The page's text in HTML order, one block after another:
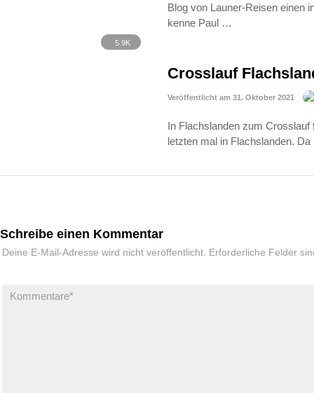
Blog von Launer-Reisen einen
kenne Paul …
5.9K
Crosslauf
Veröffentlicht am 31. Oktober 2021
In Flachslanden zum
letzten mal in Flachslanden.
Schreibe einen Kommentar
Deine E-Mail-Adresse wird nicht veröffentlicht. Erforderliche Felder